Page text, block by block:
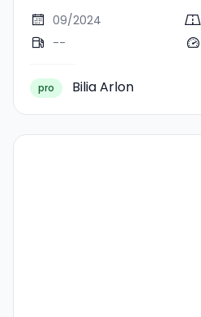
09/2024
--
pro Bilia Arlon